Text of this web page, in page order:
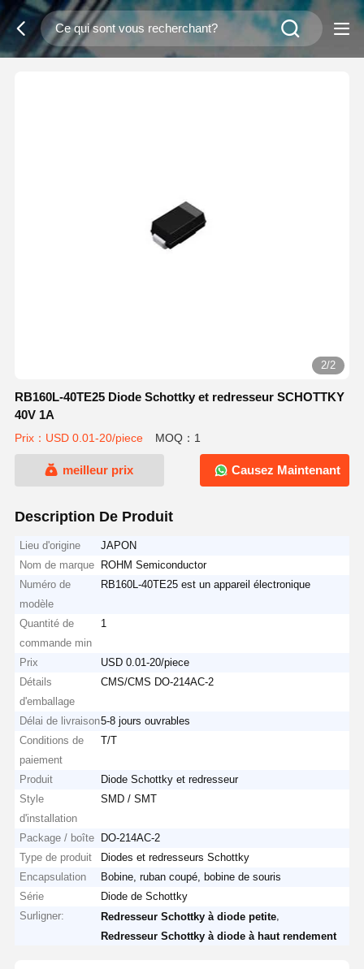
2/2
RB160L-40TE25 Diode Schottky et redresseur SCHOTTKY
40V 1A
Prix：USD 0.01-20/piece MOQ：1
meilleur prix Causez Maintenant
Description De Produit
Lieu d'origine
JAPON
Nom de marque
ROHM Semiconductor
Numéro de
modèle
RB160L-40TE25 est un appareil électronique
Quantité de
commande min
1
Prix
USD 0.01-20/piece
Détails
d'emballage
CMS/CMS DO-214AC-2
Délai de livraison5-8 jours ouvrables
Conditions de
paiement
T/T
Produit
Diode Schottky et redresseur
Style
d'installation
SMD / SMT
Package / boîte
DO-214AC-2
Type de produit
Diodes et redresseurs Schottky
Encapsulation
Bobine, ruban coupé, bobine de souris
Série
Diode de Schottky
Surligner:
Redresseur Schottky à diode petite
Redresseur Schottky à diode à haut rendement